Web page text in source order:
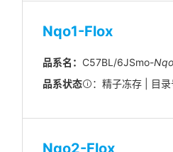
Nqo1-Flox
品系名： C57BL/6JSmo-
品系状态 ：精子冻存 | 目
Nqo2-Flox